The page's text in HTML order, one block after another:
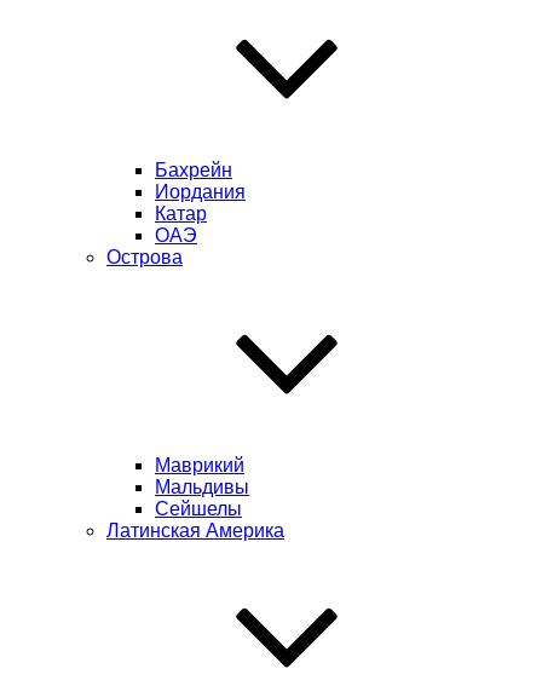
Бахрейн
Иордания
Катар
ОАЭ
Острова
Маврикий
Мальдивы
Сейшелы
Латинская Америка